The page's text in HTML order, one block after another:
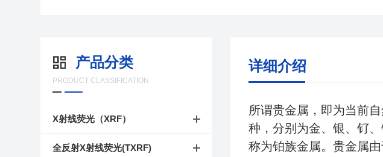
产品分类
PRODUCT CLASSIFICATION
X射线荧光（XRF）
全反射X射线荧光(TXRF)
详细介绍
所谓贵金属，即为当前
种，分别为金、银、钌
称为铂族金属。贵金属